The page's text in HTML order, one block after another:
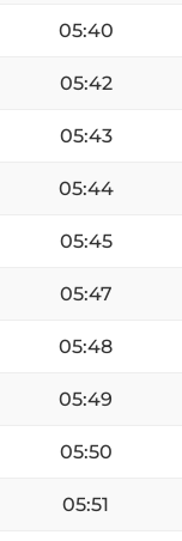
05:40
05:42
05:43
05:44
05:45
05:47
05:48
05:49
05:50
05:51